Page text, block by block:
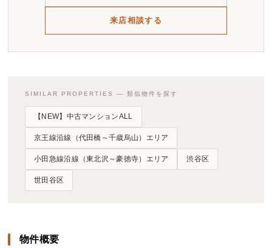
来店相談する
SIMILAR PROPERTIES — 類似物件を探す
【NEW】中古マンションALL
京王線沿線（代田橋～千歳烏山）エリア
小田急線沿線（東北沢～豪徳寺）エリア 渋谷区
世田谷区
物件概要